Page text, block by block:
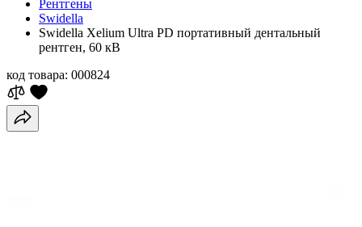
Рентгены
Swidella
Swidella Xelium Ultra PD портативный дентальный
рентген, 60 кВ
код товара: 000824